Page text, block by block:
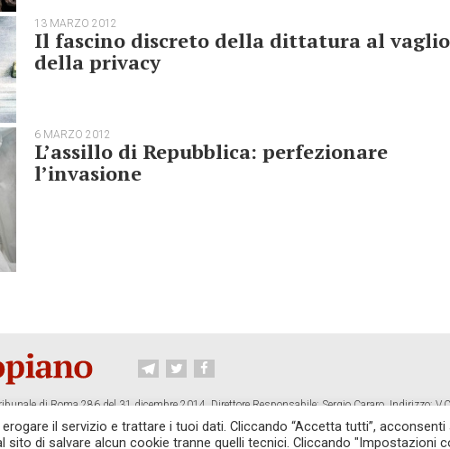
13 MARZO 2012
Il fascino discreto della dittatura al vaglio
della privacy
6 MARZO 2012
L’assillo di Repubblica: perfezionare
l’invasione
di Roma 286 del 31 dicembre 2014. Direttore Responsabile: Sergio Cararo. Indirizzo:
redazione@contropiano.org
il servizio e trattare i tuoi dati. Cliccando “Accetta tutti”, acconsenti
sito di salvare alcun cookie tranne quelli tecnici. Cliccando "Impostazioni